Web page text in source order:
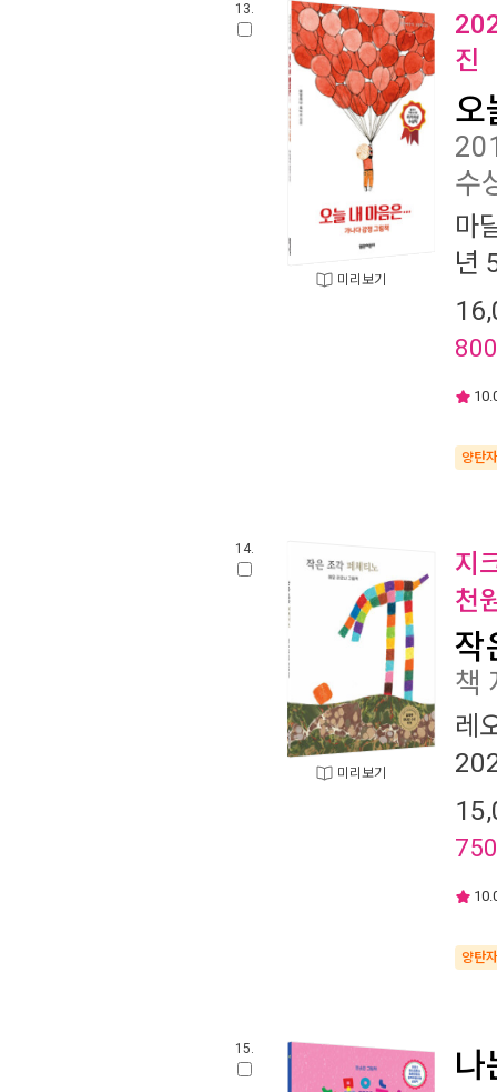
13.
미리보기
진
오
수
마
년
800
양탄
14.
미리보기
지
천
작
책
레
750
양탄
15. 나